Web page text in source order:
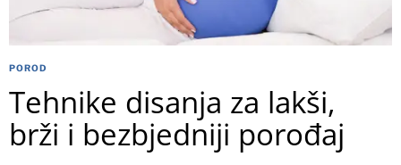
POROD
Tehnike disanja za lakši,
brži i bezbjedniji porođaj